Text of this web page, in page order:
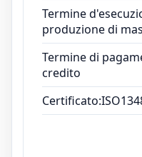
Termine
produzione di
Termine di
credito